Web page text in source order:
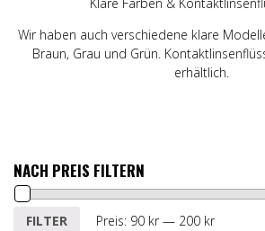
Klare Farben &
Wir haben auch verschiedene klare
Braun, Grau und Grün.
erhältlich.
NACH PREIS FILTERN
Min.
Max.
FILTER Preis: 90 kr— 200 kr